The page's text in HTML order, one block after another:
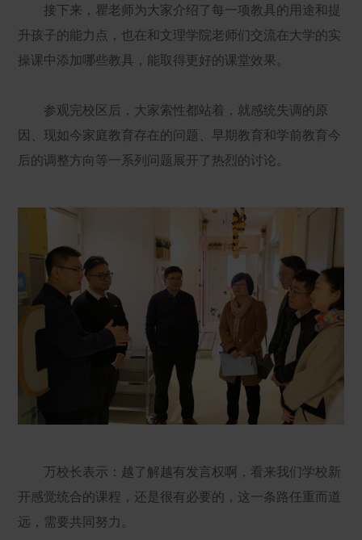
接下来，瞿老师为大家介绍了每一项教具的用途和提
升孩子的能力点，也在和文理学院老师们交流在大学的实
操课中添加哪些教具，能取得更好的课堂效果。
参观完校区后，大家索性都站着，就感统失调的原
因、现如今家庭教育存在的问题、早期教育和学前教育今
后的调整方向等一系列问题展开了热烈的讨论。
万校长表示：越了解越有发言权啊，看来我们学校新
开感觉统合的课程，还是很有必要的，这一条路任重而道
远，需要共同努力。